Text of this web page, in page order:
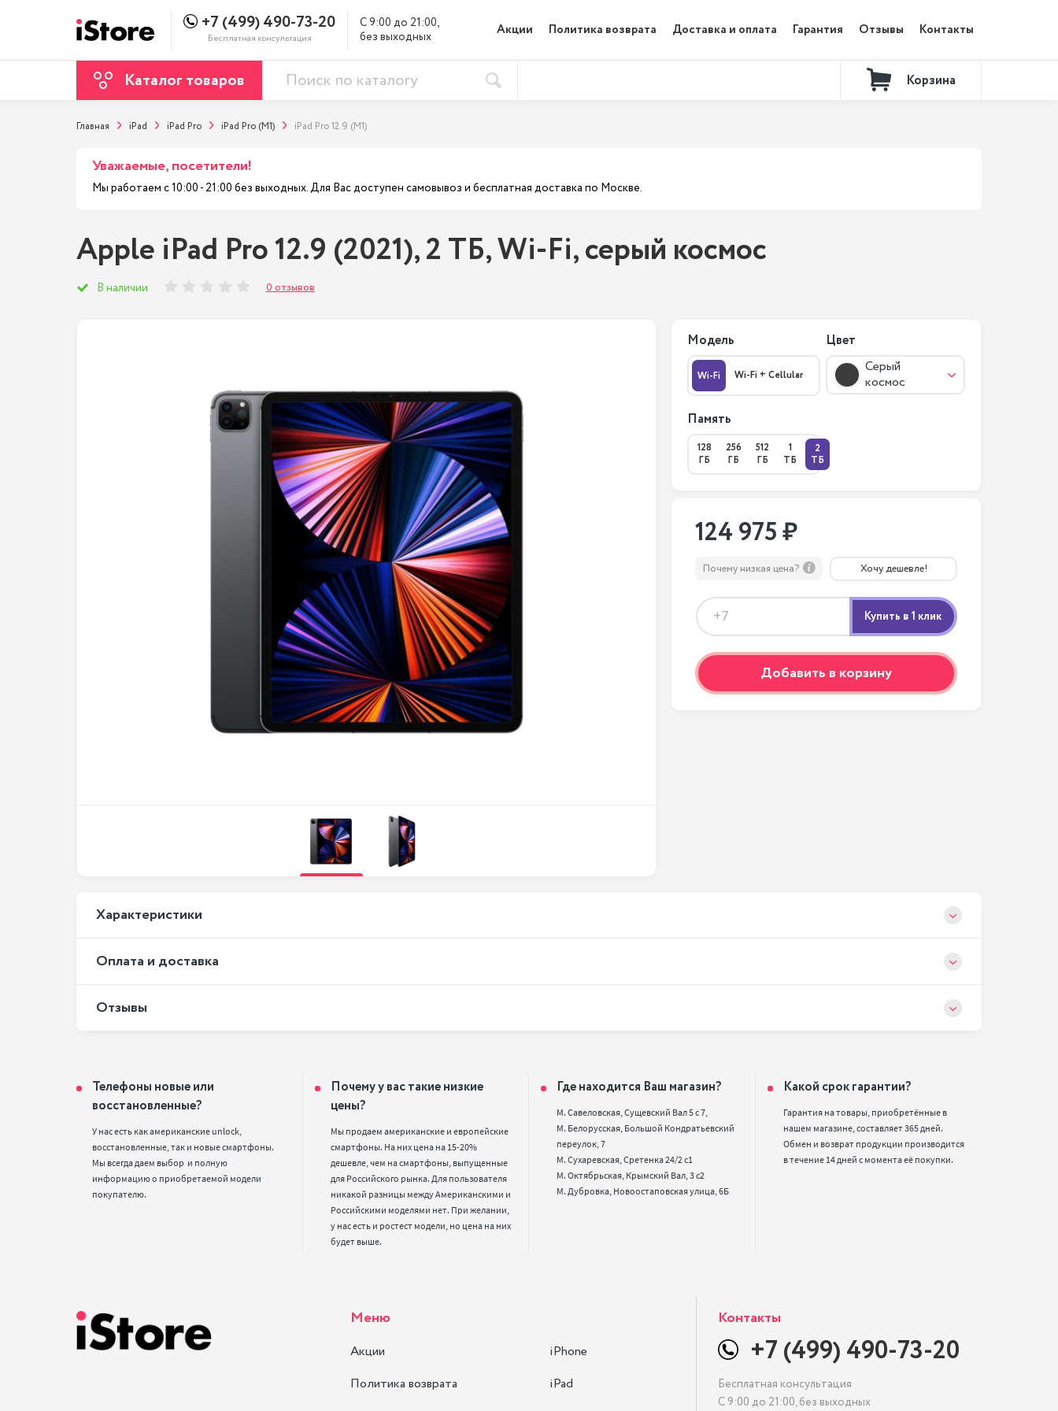
+7 (499) 490-73-20
Бесплатная консультация
С 9:00 до 21:00,
без выходных
Акции Политика возврата Доставка и оплата Гарантия Отзывы Контакты
Каталог товаров Корзина
Главная iPad iPad Pro iPad Pro (M1) iPad Pro 12.9 (М1)
Уважаемые, посетители!
Мы работаем с 10:00 - 21:00 без выходных. Для Вас доступен самовывоз и бесплатная доставка по Москве.
Apple iPad Pro 12.9 (2021), 2 ТБ, Wi-Fi, серый космос
В наличии 0 отзывов
Модель
Wi-Fi Wi-Fi + Cellular
Цвет
Серый
космос
Память
128
ГБ
256
ГБ
512
ГБ
1
ТБ
2
ТБ
124 975 ₽
Почему низкая цена? Хочу дешевле!
Добавить в корзину
Xарактеристики
Оплата и доставка
Отзывы
Телефоны новые или
восстановленные?
У нас есть как американские unlock,
восстановленные, так и новые смартфоны.
Мы всегда даем выбор  и полную
информацию о приобретаемой модели
покупателю.
Почему у вас такие низкие
цены?
Мы продаем американские и европейские
смартфоны. На них цена на 15-20%
дешевле, чем на смартфоны, выпущенные
для Российского рынка. Для пользователя
никакой разницы между Американскими и
Российскими моделями нет. При желании,
у нас есть и ростест модели, но цена на них
будет выше.
Где находится Ваш магазин?
М. Савеловская, Сущевский Вал 5 с 7,
М. Белорусская, Большой Кондратьевский
переулок, 7
М. Сухаревская, Сретенка 24/2 с1
М. Октябрьская, Крымский Вал, 3 с2
Какой срок гарантии?
Гарантия на товары, приобретённые в
нашем магазине, составляет 365 дней.
Обмен и возврат продукции производится
в течение 14 дней с момента её покупки.
Меню
Акции
Политика возврата
iPhone
iPad
Контакты
+7 (499) 490-73-20
Бесплатная консультация
С 9:00 до 21:00, без выходных